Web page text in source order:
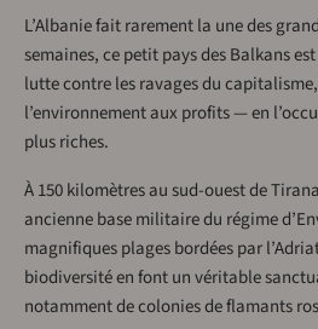
L’Albanie fait rarement la une des
semaines, ce petit pays des Balkans
lutte contre les ravages du
l’environnement aux profits — en
plus riches.
À 150 kilomètres au sud-ouest de
ancienne base militaire du régime
magnifiques plages bordées par
biodiversité en font un véritable
notamment de colonies de flamants